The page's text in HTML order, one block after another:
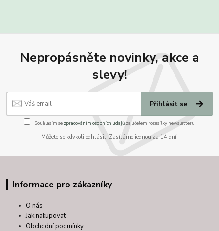
Nepropásněte novinky, akce a
slevy!
Přihlásit se
Souhlasím se zpracováním osobních údajůza účelem rozesílky newsletteru.
Můžete se kdykoli odhlásit. Zasíláme jednou za 14 dní.
Informace pro zákazníky
O nás
Jak nakupovat
Obchodní podmínky